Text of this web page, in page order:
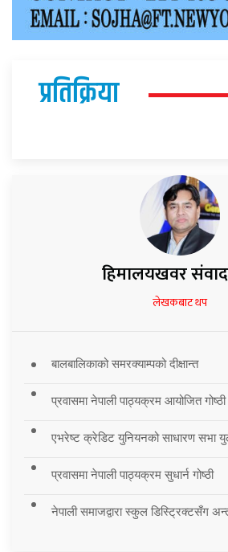
प्रतिक्रिया
हिमालयखवर
लेखकबाट थप
बालबालिकाको समरक्याम्पको दीक्षान्त
प्रवासमा नेपाली पाठ्यक्रम आयोजित
एभरेष्ट क्रेडिट युनियनको साधारण सभा
प्रवासमा नेपाली पाठ्यक्रम सुधार्न गोष्ठी
नेपाली समाजद्वारा स्कुल डिस्ट्रिक्टसँग